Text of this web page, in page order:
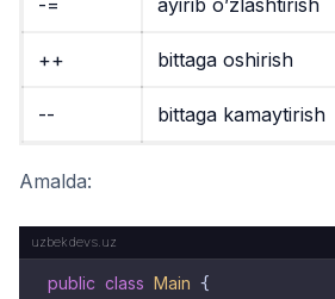
-= ayirib o’zlashtirish
++ bittaga oshirish
-- bittaga kamaytirish
Amalda:
public class Main {